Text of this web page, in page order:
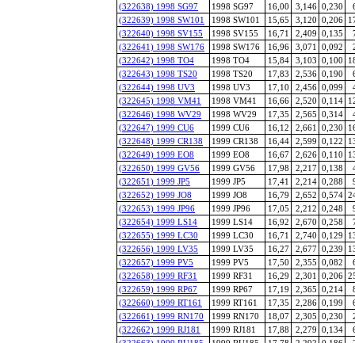
(322638) 1998 SG97
1998 SG97 16,00 3,146 0,230
(322639) 1998 SW101
1998 SW101 15,65 3,120 0,206
(322640) 1998 SV155
1998 SV155 16,71 2,409 0,135
(322641) 1998 SW176
1998 SW176 16,96 3,071 0,092
(322642) 1998 TO4
1998 TO4 15,84 3,103 0,100
(322643) 1998 TS20
1998 TS20 17,83 2,536 0,190
(322644) 1998 UV3
1998 UV3 17,10 2,456 0,099
(322645) 1998 VM41
1998 VM41 16,66 2,520 0,114
(322646) 1998 WV29
1998 WV29 17,35 2,565 0,314
(322647) 1999 CU6
1999 CU6 16,12 2,661 0,230
(322648) 1999 CR138
1999 CR138 16,44 2,599 0,122
(322649) 1999 EO8
1999 EO8 16,67 2,626 0,110
(322650) 1999 GV56
1999 GV56 17,98 2,217 0,138
(322651) 1999 JP5
1999 JP5 17,41 2,214 0,288
(322652) 1999 JO8
1999 JO8 16,79 2,652 0,574
(322653) 1999 JP96
1999 JP96 17,05 2,212 0,248
(322654) 1999 LS14
1999 LS14 16,92 2,670 0,258
(322655) 1999 LC30
1999 LC30 16,71 2,740 0,129
(322656) 1999 LV35
1999 LV35 16,27 2,677 0,239
(322657) 1999 PV5
1999 PV5 17,50 2,355 0,082
(322658) 1999 RF31
1999 RF31 16,29 2,301 0,206
(322659) 1999 RP67
1999 RP67 17,19 2,365 0,214
(322660) 1999 RT161
1999 RT161 17,35 2,286 0,199
(322661) 1999 RN170
1999 RN170 18,07 2,305 0,230
(322662) 1999 RJ181
1999 RJ181 17,88 2,279 0,134